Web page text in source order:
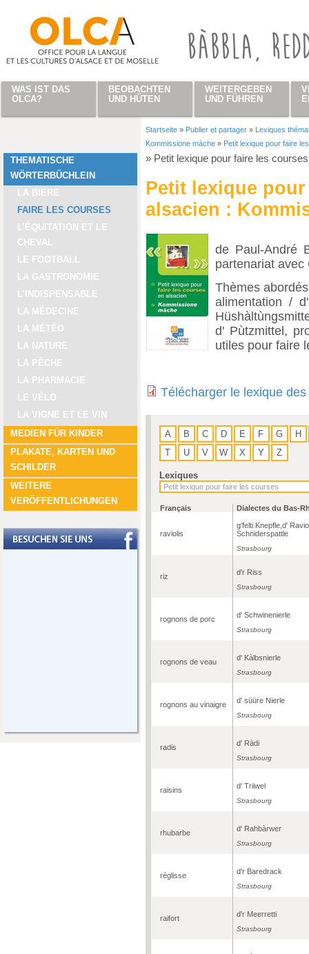
THEMATISCHE
WÖRTERBÜCHLEIN
LA BIÈRE
FAIRE LES COURSES
L’ÉQUITATION ET LE
CHEVAL
LE FOOTBALL
LA GASTRONOMIE
L’INDISPENSABLE
LA MÉDECINE
LA MÉTÉO
LA NATURE
LA PÊCHE
LA PHARMACIE
LE VÉLO
LA VIGNE ET LE VIN
MEDIEN FÜR KINDER
PLAKATE, KARTEN UND
SCHILDER
WEITERE
VERÖFFENTLICHUNGEN
Sie sind hier
Startseite » Publier et partager » Lexiques
Kommissione màche » Petit lexique pour faire
» Petit lexique pour faire les
Petit lexique
alsacien :
de Paul-André
partenariat avec
Thèmes
alimentation /
d' Pùtzmittel,
utiles pour faire
Télécharger le lexique
A B C D E F G
H
T
U V W X Y Z
Lexiques
Français Dialectes du Bas-
raviolis
g'felti Knepfle,d'
Schniderspattle
Strasbourg
riz d'r Riss
Strasbourg
rognons de porc d' Schwinenierle
Strasbourg
rognons de veau d' Kàlbsnierle
Strasbourg
rognons au vinaigre d' süüre Nierle
Strasbourg
radis d' Ràdi
Strasbourg
raisins d' Triiwel
Strasbourg
rhubarbe d' Rahbàrwer
Strasbourg
réglisse d'r Baredrack
Strasbourg
raifort d'r Meerretti
Strasbourg
WAS IST DAS
OLCA?
BEOBACHTEN
UND HÜTEN
WEITERGEBEN
UND FÜHREN